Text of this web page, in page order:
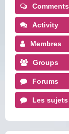
Comments
Activity
Membres
Groups
Forums
Les sujets